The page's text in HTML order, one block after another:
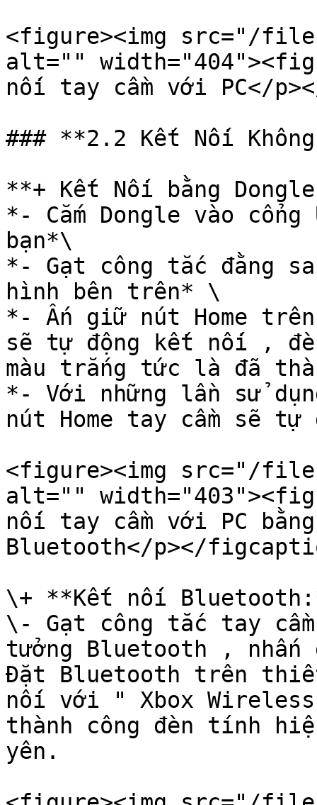
<figure><img src="/files/
alt=""
nối tay cầm với PC</
### **2.2 Kết Nối
**+ Kết Nối bằng
*- Cắm Dongle vào
bạn*\
*- Gạt công tắc đằng
hình bên trên* \
*- Ấn giữ nút Home
sẽ tự động kết nối ,
màu trắng tức là đã
*- Với những lần sử
nút Home tay cầm sẽ
<figure><img src="/
alt=""
nối tay cầm với PC
Bluetooth</p></
\+ **Kết nối
\- Gạt công tắc tay
tưởng Bluetooth , nhấn
Đặt Bluetooth trên
nối với " Xbox
thành công đèn tính
yên.